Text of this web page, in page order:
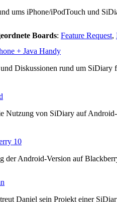
ums iPhone/iPodTouch und
Boards: Feature Request,
+ Java Handy
Diskussionen rund um SiDiary
Nutzung von SiDiary auf Android-
10
der Android-Version auf
Daniel sein Projekt einer